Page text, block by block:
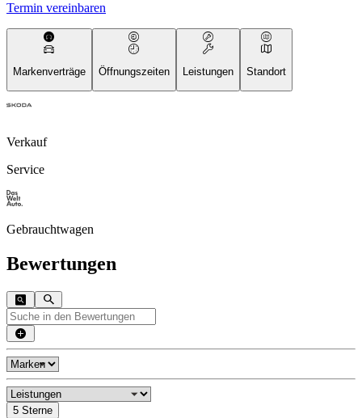
Termin vereinbaren
Markenverträge Öffnungszeiten Leistungen Standort
Verkauf
Service
Gebrauchtwagen
Bewertungen
5 Sterne